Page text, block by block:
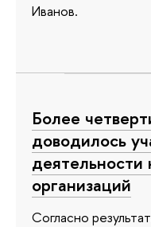
Иванов.
Более
доводилось
организаций
Согласно